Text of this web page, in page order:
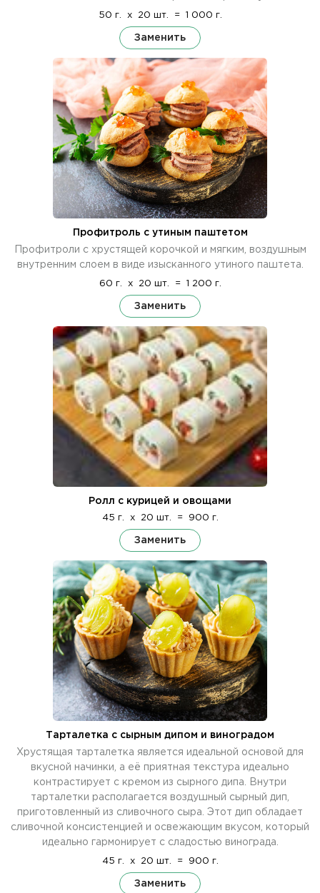
50 г. x 20 шт. = 1 000 г.
Заменить
Профитроль с утиным паштетом
Профитроли с хрустящей корочкой и мягким, воздушным
внутренним слоем в виде изысканного утиного паштета.
60 г. x 20 шт. = 1 200 г.
Заменить
Ролл с курицей и овощами
45 г. x 20 шт. = 900 г.
Заменить
Тарталетка с сырным дипом и виноградом
Хрустящая тарталетка является идеальной основой для
вкусной начинки, а её приятная текстура идеально
контрастирует с кремом из сырного дипа. Внутри
тарталетки располагается воздушный сырный дип,
приготовленный из сливочного сыра. Этот дип обладает
сливочной консистенцией и освежающим вкусом, который
идеально гармонирует с сладостью винограда.
45 г. x 20 шт. = 900 г.
Заменить